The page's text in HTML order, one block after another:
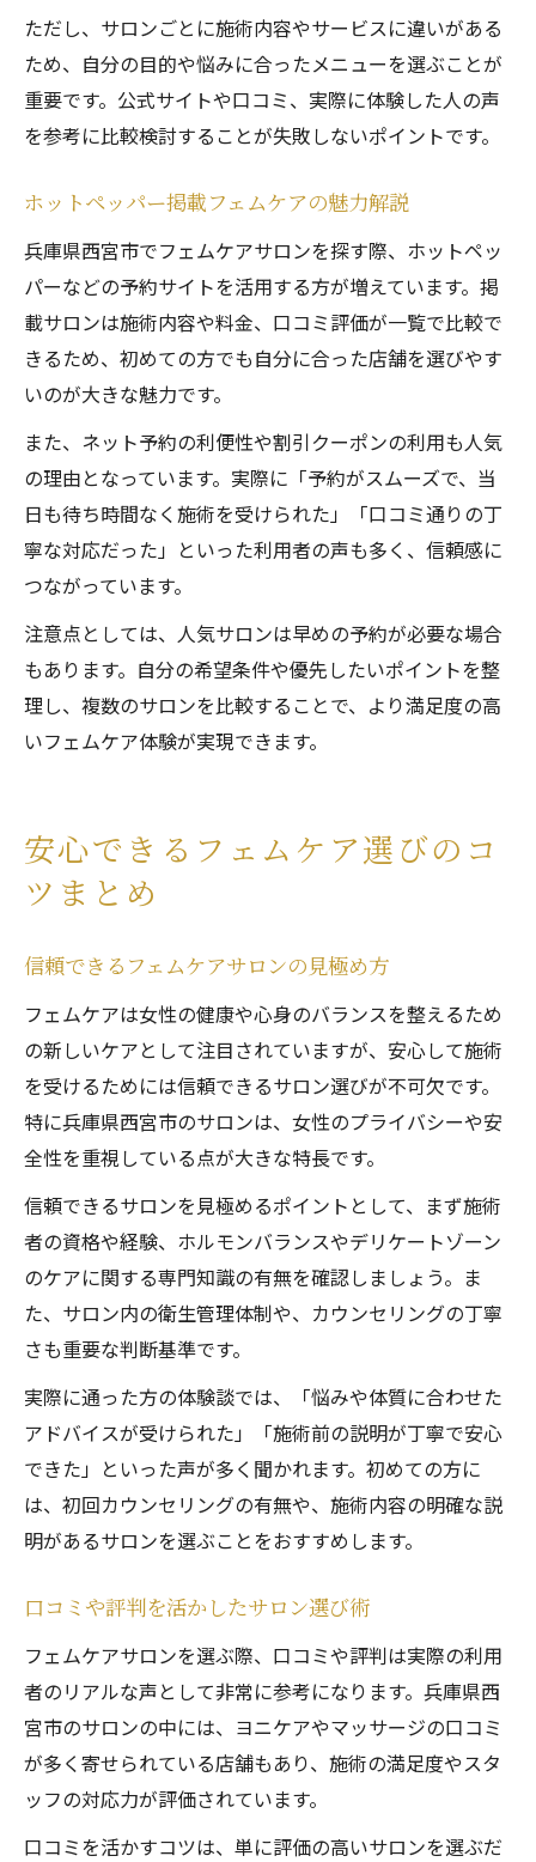
ただし、サロンごとに施術内容やサービスに違いがある
ため、自分の目的や悩みに合ったメニューを選ぶことが
重要です。公式サイトや口コミ、実際に体験した人の声
を参考に比較検討することが失敗しないポイントです。
ホットペッパー掲載フェムケアの魅力解説
兵庫県西宮市でフェムケアサロンを探す際、ホットペッ
パーなどの予約サイトを活用する方が増えています。掲
載サロンは施術内容や料金、口コミ評価が一覧で比較で
きるため、初めての方でも自分に合った店舗を選びやす
いのが大きな魅力です。
また、ネット予約の利便性や割引クーポンの利用も人気
の理由となっています。実際に「予約がスムーズで、当
日も待ち時間なく施術を受けられた」「口コミ通りの丁
寧な対応だった」といった利用者の声も多く、信頼感に
つながっています。
注意点としては、人気サロンは早めの予約が必要な場合
もあります。自分の希望条件や優先したいポイントを整
理し、複数のサロンを比較することで、より満足度の高
いフェムケア体験が実現できます。
安心できるフェムケア選びのコ
ツまとめ
信頼できるフェムケアサロンの見極め方
フェムケアは女性の健康や心身のバランスを整えるため
の新しいケアとして注目されていますが、安心して施術
を受けるためには信頼できるサロン選びが不可欠です。
特に兵庫県西宮市のサロンは、女性のプライバシーや安
全性を重視している点が大きな特長です。
信頼できるサロンを見極めるポイントとして、まず施術
者の資格や経験、ホルモンバランスやデリケートゾーン
のケアに関する専門知識の有無を確認しましょう。ま
た、サロン内の衛生管理体制や、カウンセリングの丁寧
さも重要な判断基準です。
実際に通った方の体験談では、「悩みや体質に合わせた
アドバイスが受けられた」「施術前の説明が丁寧で安心
できた」といった声が多く聞かれます。初めての方に
は、初回カウンセリングの有無や、施術内容の明確な説
明があるサロンを選ぶことをおすすめします。
口コミや評判を活かしたサロン選び術
フェムケアサロンを選ぶ際、口コミや評判は実際の利用
者のリアルな声として非常に参考になります。兵庫県西
宮市のサロンの中には、ヨニケアやマッサージの口コミ
が多く寄せられている店舗もあり、施術の満足度やスタ
ッフの対応力が評価されています。
口コミを活かすコツは、単に評価の高いサロンを選ぶだ